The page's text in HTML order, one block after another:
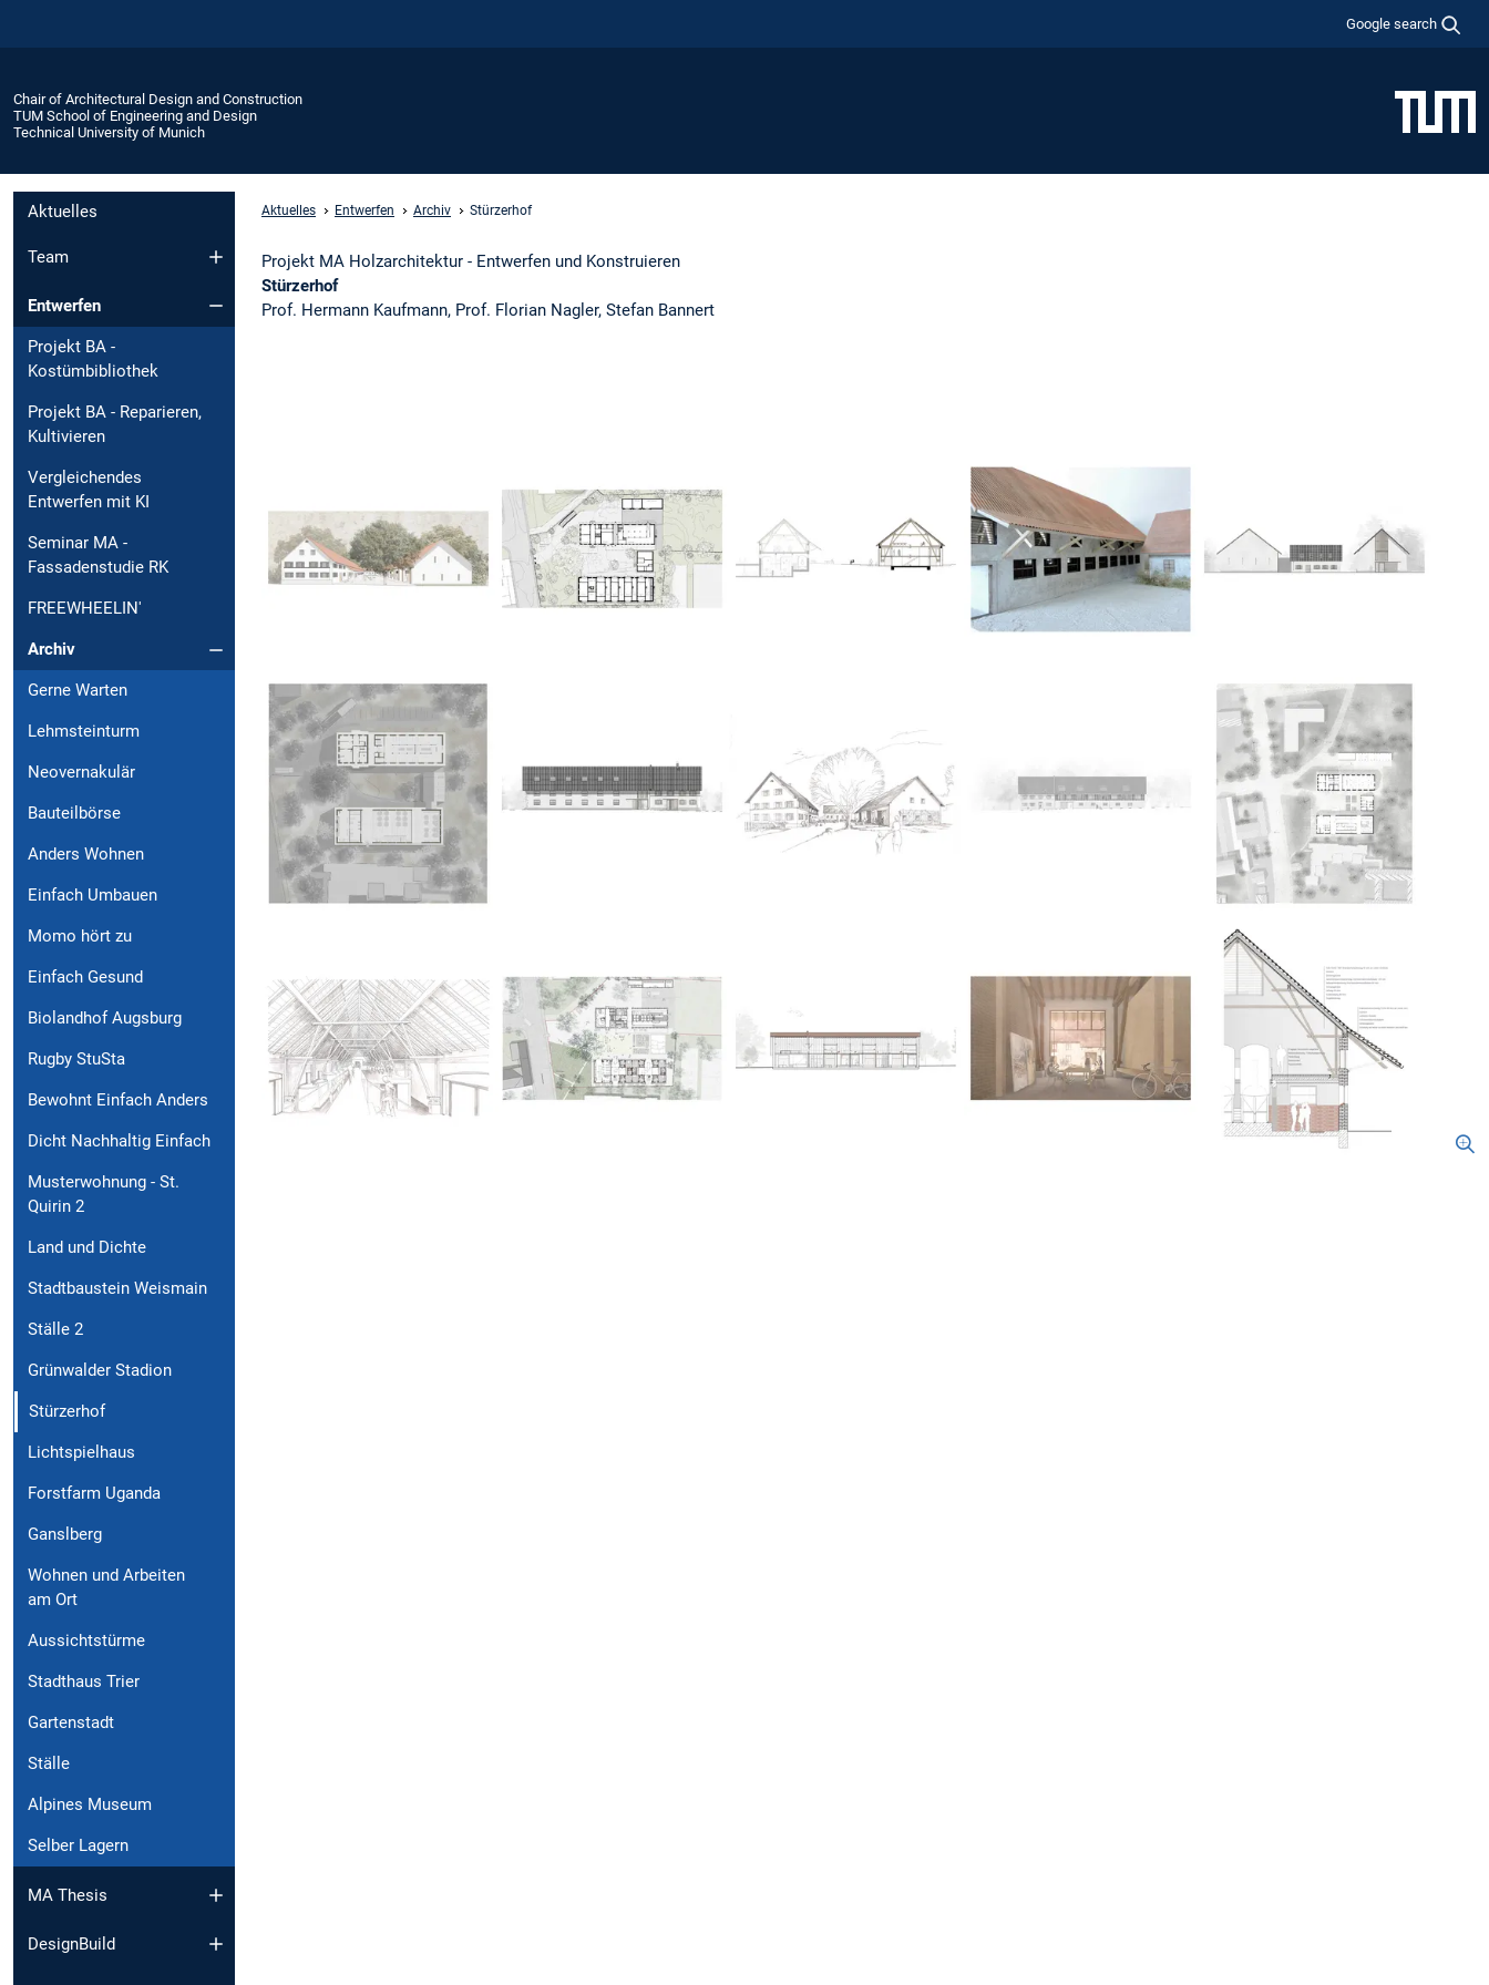
Google search
Chair of Architectural Design and Construction
TUM School of Engineering and Design
Technical University of Munich
Aktuelles
Team
Entwerfen
Projekt BA -
Kostümbibliothek
Projekt BA - Reparieren,
Kultivieren
Vergleichendes
Entwerfen mit KI
Seminar MA -
Fassadenstudie RK
FREEWHEELIN'
Archiv
Gerne Warten
Lehmsteinturm
Neovernakulär
Bauteilbörse
Anders Wohnen
Einfach Umbauen
Momo hört zu
Einfach Gesund
Biolandhof Augsburg
Rugby StuSta
Bewohnt Einfach Anders
Dicht Nachhaltig Einfach
Musterwohnung - St.
Quirin 2
Land und Dichte
Stadtbaustein Weismain
Ställe 2
Grünwalder Stadion
Stürzerhof
Lichtspielhaus
Forstfarm Uganda
Ganslberg
Wohnen und Arbeiten
am Ort
Aussichtstürme
Stadthaus Trier
Gartenstadt
Ställe
Alpines Museum
Selber Lagern
MA Thesis
DesignBuild
Aktuelles Entwerfen Archiv Stürzerhof
Projekt MA Holzarchitektur - Entwerfen und Konstruieren
Stürzerhof
Prof. Hermann Kaufmann, Prof. Florian Nagler, Stefan Bannert